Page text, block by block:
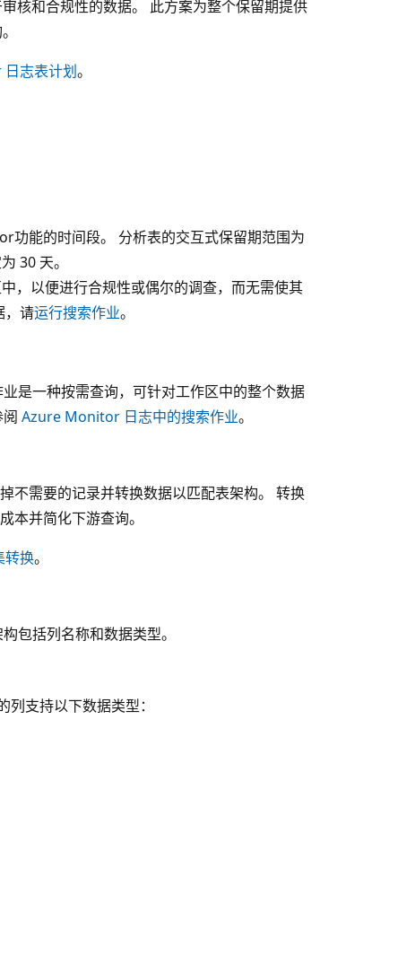
核和合规性的数据。 此方案为整个保留期提供
志表计划。
能的时间段。 分析表的交互式保留期范围为
30 天。
，以便进行合规性或偶尔的调查，而无需使其
，请运行搜索作业。
是一种按需查询，可针对工作区中的整个数据
Azure Monitor 日志中的搜索作业。
不需要的记录并转换数据以匹配表架构。 转换
本并简化下游查询。
转换。
包括列名称和数据类型。
支持以下数据类型：